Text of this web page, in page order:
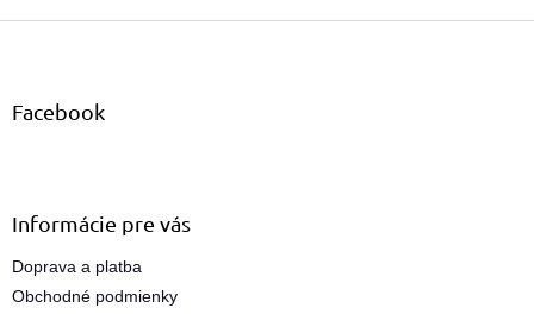
Z
Facebook
Informácie pre vás
Doprava a platba
Obchodné podmienky